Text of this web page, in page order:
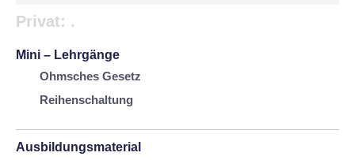
Privat: .
Mini – Lehrgänge
Ohmsches Gesetz
Reihenschaltung
Ausbildungsmaterial